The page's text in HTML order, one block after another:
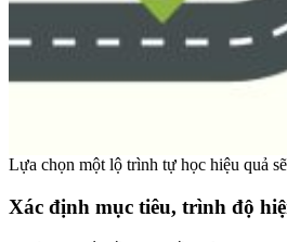
Lựa chọn một lộ trình tự học hiệu quả
Xác định mục tiêu, trình độ